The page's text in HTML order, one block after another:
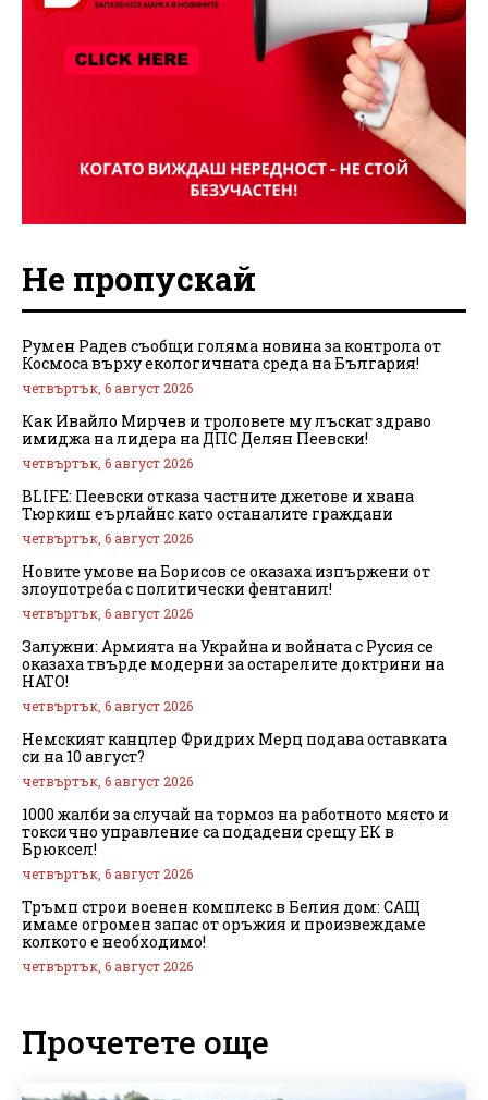
Не пропускай
Румен Радев съобщи голяма новина за контрола от
Космоса върху екологичната среда на България!
четвъртък, 6 август 2026
Как Ивайло Мирчев и троловете му лъскат здраво
имиджа на лидера на ДПС Делян Пеевски!
четвъртък, 6 август 2026
BLIFE: Пеевски отказа частните джетове и хвана
Тюркиш еърлайнс като останалите граждани
четвъртък, 6 август 2026
Новите умове на Борисов се оказаха изпържени от
злоупотреба с политически фентанил!
четвъртък, 6 август 2026
Залужни: Армията на Украйна и войната с Русия се
оказаха твърде модерни за остарелите доктрини на
НАТО!
четвъртък, 6 август 2026
Немският канцлер Фридрих Мерц подава оставката
си на 10 август?
четвъртък, 6 август 2026
1000 жалби за случай на тормоз на работното място и
токсично управление са подадени срещу ЕК в
Брюксел!
четвъртък, 6 август 2026
Тръмп строи военен комплекс в Белия дом: САЩ
имаме огромен запас от оръжия и произвеждаме
колкото е необходимо!
четвъртък, 6 август 2026
Прочетете още